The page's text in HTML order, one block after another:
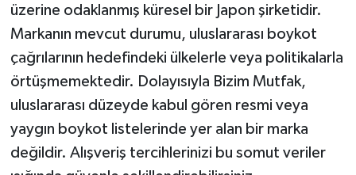
üzerine odaklanmış küresel bir Japon şirketidir.
Markanın mevcut durumu, uluslararası boykot
çağrılarının hedefindeki ülkelerle veya politikalarla
örtüşmemektedir. Dolayısıyla Bizim Mutfak,
uluslararası düzeyde kabul gören resmi veya
yaygın boykot listelerinde yer alan bir marka
değildir. Alışveriş tercihlerinizi bu somut veriler